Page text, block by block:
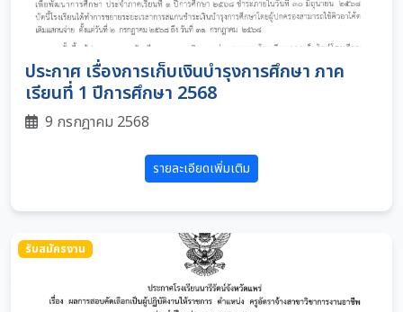
ประกาศ เรื่องการเก็บเงินบำรุงการศึกษา ภาค
เรียนที่ 1 ปีการศึกษา 2568
9 กรกฎาคม 2568
รายละเอียดเพิ่มเติม
รับสมัครงาน